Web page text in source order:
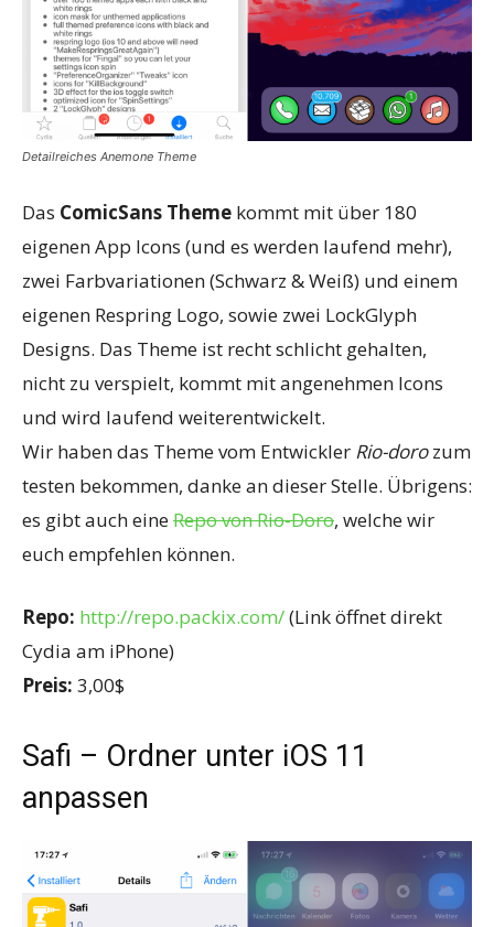
Detailreiches Anemone Theme
Das ComicSans Theme kommt mit über 180
eigenen App Icons (und es werden laufend mehr),
zwei Farbvariationen (Schwarz & Weiß) und einem
eigenen Respring Logo, sowie zwei LockGlyph
Designs. Das Theme ist recht schlicht gehalten,
nicht zu verspielt, kommt mit angenehmen Icons
und wird laufend weiterentwickelt.
Wir haben das Theme vom Entwickler Rio-dorozum
testen bekommen, danke an dieser Stelle. Übrigens:
es gibt auch eineRepo von Rio-Doro, welche wir
euch empfehlen können.
Repo: http://repo.packix.com/(Link öffnet direkt
Cydia am iPhone)
Preis: 3,00$
Safi – Ordner unter iOS 11
anpassen